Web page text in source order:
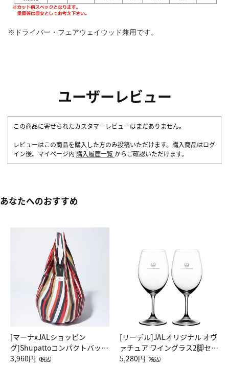
※ドライバー・フェアウェイウッド兼用です。
ユーザーレビュー
この商品に寄せられたカスタマーレビューはまだありません。
レビューはこの商品を購入した方のみ投稿いただけます。購入商品はログ
イン後、マイページ内 購入履歴一覧 からご確認いただけます。
あなたへのおすすめ
[マーナxJALショッピン
グ]Shupattoコンパクトバッグ
Drop JAL客室乗務員（LC）ス
3,960円 （税込）
[リーデル]JALオリジナル オヴ
ァチュア ワイングラス2脚セッ
ト（レッドワイン）
5,280円 （税込）